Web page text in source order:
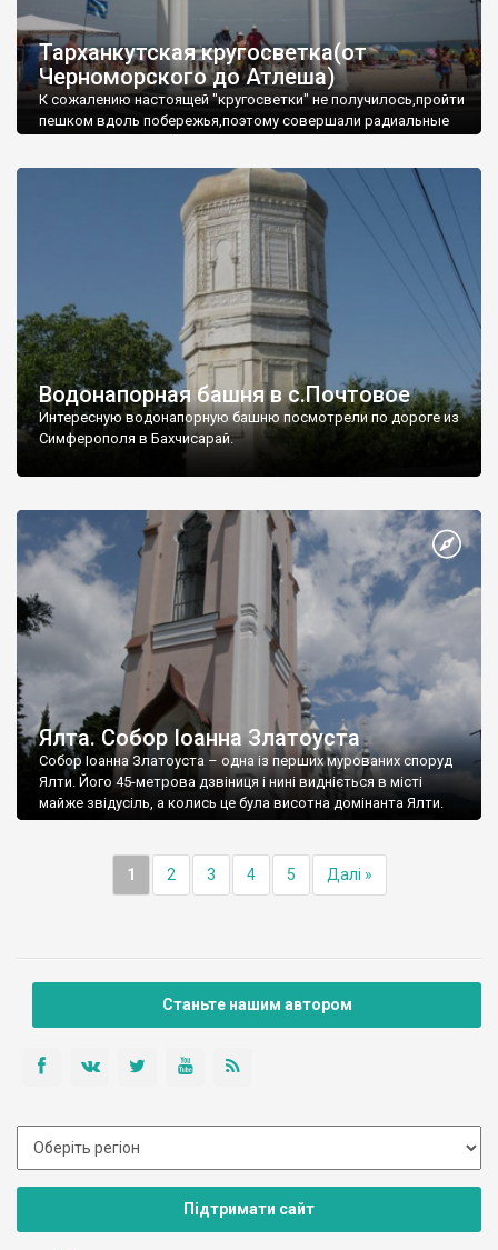
Тарханкутская кругосветка(от
Черноморского до Атлеша)
К сожалению настоящей "кругосветки" не получилось,пройти
пешком вдоль побережья,поэтому совершали радиальные
Водонапорная башня в с.Почтовое
Интересную водонапорную башню посмотрели по дороге из
Симферополя в Бахчисарай.
Ялта. Собор Іоанна Златоуста
Собор Іоанна Златоуста – одна із перших мурованих споруд
Ялти. Його 45-метрова дзвіниця і нині видніється в місті
майже звідусіль, а колись це була висотна домінанта Ялти.
1 2 3 4 5 Далі »
Станьте нашим автором
Підтримати сайт